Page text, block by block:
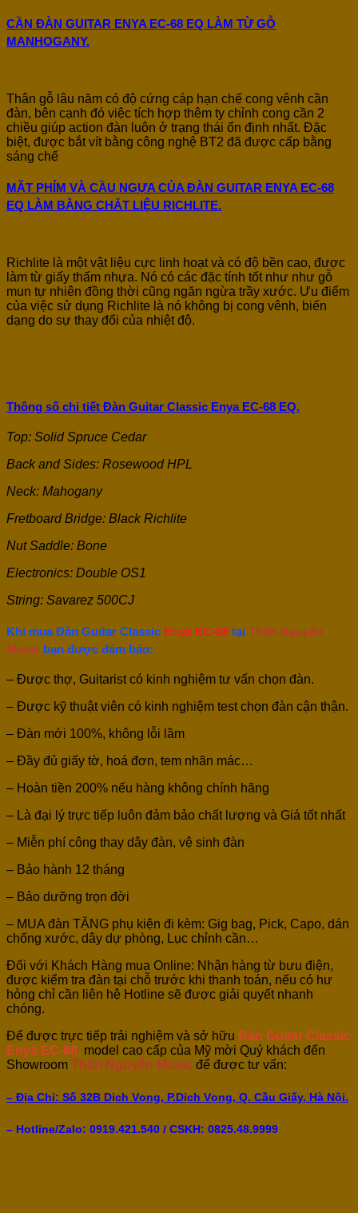
CẦN ĐÀN GUITAR ENYA EC-68 EQ LÀM TỪ GỖ
MANHOGANY.
Thân gỗ lâu năm có độ cứng cáp hạn chế cong vênh cần
đàn, bên cạnh đó việc tích hợp thêm ty chỉnh cong cần 2
chiều giúp action đàn luôn ở trạng thái ổn định nhất. Đặc
biệt, được bắt vít bằng công nghệ BT2 đã được cấp bằng
sáng chế
MẶT PHÍM VÀ CẦU NGỰA CỦA ĐÀN GUITAR ENYA EC-68
EQ LÀM BẰNG CHẤT LIỆU RICHLITE.
Richlite là một vật liệu cực linh hoạt và có độ bền cao, được
làm từ giấy thấm nhựa. Nó có các đặc tính tốt như như gỗ
mun tự nhiên đồng thời cũng ngăn ngừa trầy xước. Ưu điểm
của việc sử dụng Richlite là nó không bị cong vênh, biến
dạng do sự thay đổi của nhiệt độ.
Thông số chi tiết Đàn Guitar Classic Enya EC-68 EQ.
Top: Solid Spruce Cedar
Back and Sides: Rosewood HPL
Neck: Mahogany
Fretboard Bridge: Black Richlite
Nut Saddle: Bone
Electronics: Double OS1
String: Savarez 500CJ
Khi mua Đàn Guitar Classic Enya EC-68 tại Thân Nguyễn
Music bạn được đảm bảo:
– Được thợ, Guitarist có kinh nghiệm tư vấn chọn đàn.
– Được kỹ thuật viên có kinh nghiệm test chọn đàn cận thận.
– Đàn mới 100%, không lỗi lầm
– Đầy đủ giấy tờ, hoá đơn, tem nhãn mác…
– Hoàn tiền 200% nếu hàng không chính hãng
– Là đại lý trực tiếp luôn đảm bảo chất lượng và Giá tốt nhất
– Miễn phí công thay dây đàn, vệ sinh đàn
– Bảo hành 12 tháng
– Bảo dưỡng trọn đời
– MUA đàn TẶNG phụ kiện đi kèm: Gig bag, Pick, Capo, dán
chống xước, dây dự phòng, Lục chỉnh cần…
Đối với Khách Hàng mua Online: Nhận hàng từ bưu điện,
được kiểm tra đàn tại chỗ trước khi thanh toán, nếu có hư
hỏng chỉ cần liên hệ Hotline sẽ được giải quyết nhanh
chóng.
Để được trực tiếp trải nghiệm và sở hữu Đàn Guitar Classic
Enya EC-68, model cao cấp của Mỹ mời Quý khách đến
Showroom Thân Nguyễn Music để được tư vấn:
– Địa Chỉ: Số 32B Dịch Vọng, P.Dịch Vọng, Q. Cầu Giấy, Hà Nội.
– Hotline/Zalo: 0919.421.540 / CSKH: 0825.48.9999